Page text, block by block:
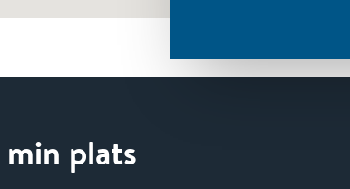
plats